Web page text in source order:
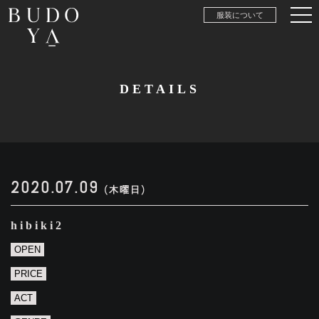
服装について
DETAILS
2020.07.09 (木曜日)
hibiki2
OPEN
PRICE
ACT